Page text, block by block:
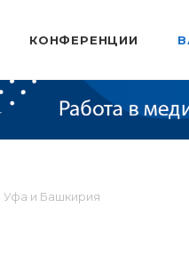
КОНФЕРЕНЦИИ
Уфа и Башкирия